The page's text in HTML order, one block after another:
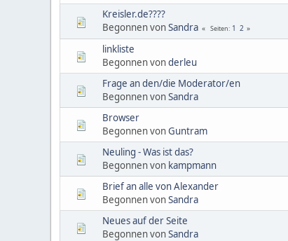
Kreisler.de????
Begonnen vonSandra Seiten 1 2
linkliste
Begonnen vonderleu
Frage an den/die Moderator/en
Begonnen vonSandra
Browser
Begonnen vonGuntram
Neuling - Was ist das?
Begonnen von kampmann
Brief an alle von Alexander
Begonnen vonSandra
Neues auf der Seite
Begonnen vonSandra